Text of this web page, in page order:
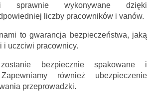
sprawnie wykonywane dzięki
liczby pracowników i vanów.
to gwarancja bezpieczeństwa, jaką
i uczciwi pracownicy.
bezpiecznie spakowane i
również ubezpieczenie
przeprowadzki.